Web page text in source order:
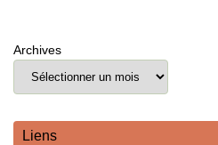
Archives
Liens